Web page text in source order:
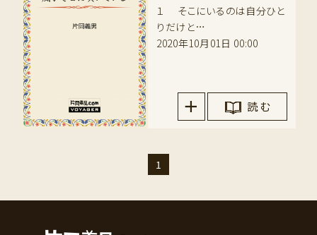
１ そこにいるのは自分ひと
りだけと…
2020年10月01日 00:00
読 む
1